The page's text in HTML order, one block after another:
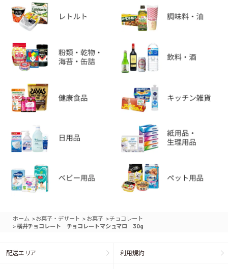
ホーム >お菓子・デザート > お菓子 >チョコレート
>横井チョコレート チョコレートマシュマロ 30g
配送エリア 利用規約